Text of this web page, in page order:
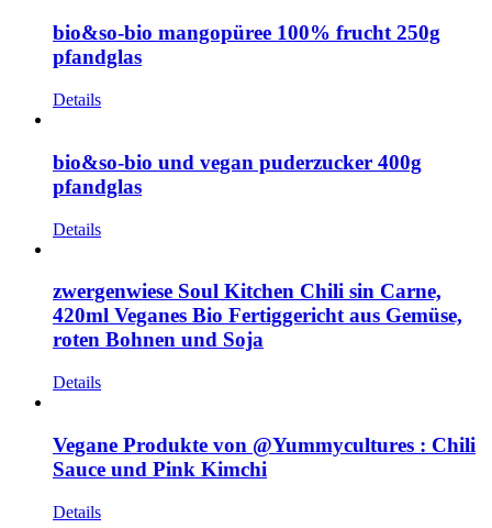
bio&so-bio mangopüree 100% frucht 250g
pfandglas
Details
bio&so-bio und vegan puderzucker 400g
pfandglas
Details
zwergenwiese Soul Kitchen Chili sin Carne,
420ml Veganes Bio Fertiggericht aus Gemüse,
roten Bohnen und Soja
Details
Vegane Produkte von @Yummycultures : Chili
Sauce und Pink Kimchi
Details